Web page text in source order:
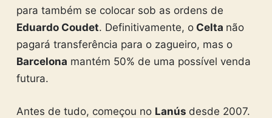
para também se colocar sob as ordens de
Eduardo Coudet. Definitivamente, oCelta não
pagará transferência para o zagueiro, mas o
Barcelona mantém 50% de uma possível venda
futura.
Antes de tudo, começou no Lanús desde 2007.